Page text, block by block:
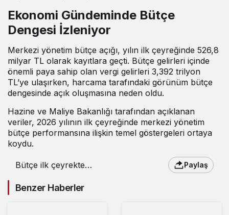
Ekonomi Gündeminde Bütçe
Dengesi İzleniyor
Merkezi yönetim bütçe açığı, yılın ilk çeyreğinde 526,8
milyar TL olarak kayıtlara geçti. Bütçe gelirleri içinde
önemli paya sahip olan vergi gelirleri 3,392 trilyon
TL’ye ulaşırken, harcama tarafındaki görünüm bütçe
dengesinde açık oluşmasına neden oldu.
Hazine ve Maliye Bakanlığı tarafından açıklanan
veriler, 2026 yılının ilk çeyreğinde merkezi yönetim
bütçe performansına ilişkin temel göstergeleri ortaya
koydu.
Bütçe ilk çeyrekte
verdi
Paylaş
Benzer Haberler